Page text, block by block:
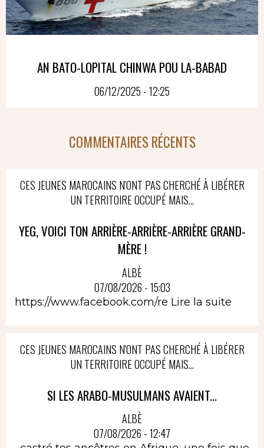
AN BATO-LOPITAL CHINWA POU LA-BABAD
06/12/2025 - 12:25
COMMENTAIRES RÉCENTS
CES JEUNES MAROCAINS N'ONT PAS CHERCHÉ À LIBÉRER
UN TERRITOIRE OCCUPÉ MAIS...
YEG, VOICI TON ARRIÈRE-ARRIÈRE-ARRIÈRE GRAND-
MÈRE !
ALBÈ
07/08/2026 - 15:03
https://www.facebook.com/re Lire la suite
CES JEUNES MAROCAINS N'ONT PAS CHERCHÉ À LIBÉRER
UN TERRITOIRE OCCUPÉ MAIS...
SI LES ARABO-MUSULMANS AVAIENT...
ALBÈ
07/08/2026 - 12:47